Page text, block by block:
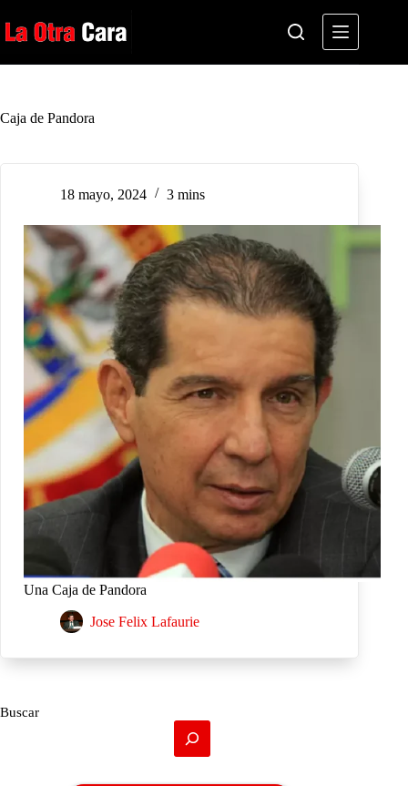
al
contenido
Caja de Pandora
18 mayo, 2024 3 mins
Una Caja de Pandora
Jose Felix Lafaurie
Buscar